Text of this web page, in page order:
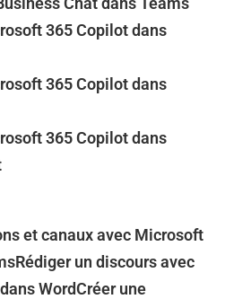
365 Copilot dans
365 Copilot dans
365 Copilot dans
et canaux avec Microsoft
un discours avec
WordCréer une